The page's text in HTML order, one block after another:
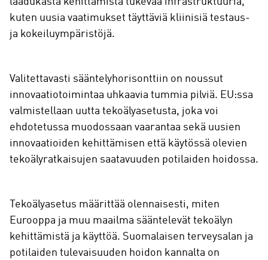
kuten uusia vaatimukset täyttäviä kliinisiä testaus-
ja kokeiluympäristöjä.
Valitettavasti sääntelyhorisonttiin on noussut
innovaatiotoimintaa uhkaavia tummia pilviä. EU:ssa
valmistellaan uutta tekoälyasetusta, joka voi
ehdotetussa muodossaan vaarantaa sekä uusien
innovaatioiden kehittämisen että käytössä olevien
tekoälyratkaisujen saatavuuden potilaiden hoidossa.
Tekoälyasetus määrittää olennaisesti, miten
Eurooppa ja muu maailma sääntelevät tekoälyn
kehittämistä ja käyttöä. Suomalaisen terveysalan ja
potilaiden tulevaisuuden hoidon kannalta on